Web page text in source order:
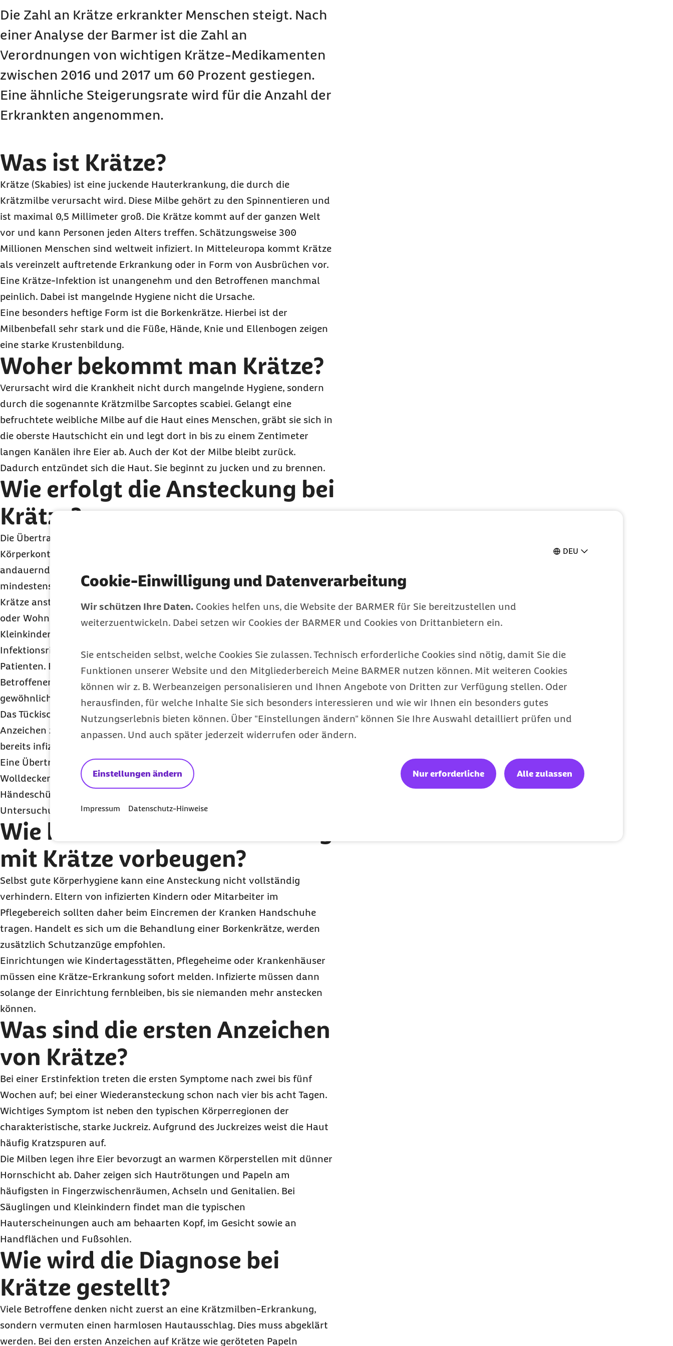
DEU
Cookie-Einwilligung und Datenverarbeitung
Wir schützen Ihre Daten. Cookies helfen uns, die Website der BARMER für Sie bereitzustellen und
weiterzuentwickeln. Dabei setzen wir Cookies der BARMER und Cookies von Drittanbietern ein.
Sie entscheiden selbst, welche Cookies Sie zulassen. Technisch erforderliche Cookies sind nötig, damit Sie die
Funktionen unserer Website und den Mitgliederbereich Meine BARMER nutzen können. Mit weiteren Cookies
können wir z. B. Werbeanzeigen personalisieren und Ihnen Angebote von Dritten zur Verfügung stellen. Oder
herausfinden, für welche Inhalte Sie sich besonders interessieren und wie wir Ihnen ein besonders gutes
Nutzungserlebnis bieten können. Über "Einstellungen ändern" können Sie Ihre Auswahl detailliert prüfen und
anpassen. Und auch später jederzeit widerrufen oder ändern.
Einstellungen ändern Nur erforderliche Alle zulassen
Impressum Datenschutz-Hinweise
Wie kann man der Ansteckung mit Krätze vorbeugen?
Was sind die ersten Anzeichen von Krätze?
Wie wird die Diagnose bei Krätze gestellt?
Welche Behandlungsmöglichkeiten gibt es bei Krätze?
Welche zusätzlichen Handlungsempfehlungen gibt es bei Krätze?
Welche Folgeerkrankungen können bei Krätze auftreten?
Wie lange dauert es, bis die Krätze weg ist?
Die Zahl an Krätze erkrankter Menschen steigt. Nach
einer Analyse der Barmer ist die Zahl an
Verordnungen von wichtigen Krätze-Medikamenten
zwischen 2016 und 2017 um 60 Prozent gestiegen.
Eine ähnliche Steigerungsrate wird für die Anzahl der
Erkrankten angenommen.
Was ist Krätze?
Krätze (Skabies) ist eine juckende Hauterkrankung, die durch die
Krätzmilbe verursacht wird. Diese Milbe gehört zu den Spinnentieren und
ist maximal 0,5 Millimeter groß. Die Krätze kommt auf der ganzen Welt
vor und kann Personen jeden Alters treffen. Schätzungsweise 300
Millionen Menschen sind weltweit infiziert. In Mitteleuropa kommt Krätze
als vereinzelt auftretende Erkrankung oder in Form von Ausbrüchen vor.
Eine Krätze-Infektion ist unangenehm und den Betroffenen manchmal
peinlich. Dabei ist mangelnde Hygiene nicht die Ursache.
Eine besonders heftige Form ist die Borkenkrätze. Hierbei ist der
Milbenbefall sehr stark und die Füße, Hände, Knie und Ellenbogen zeigen
eine starke Krustenbildung.
Woher bekommt man Krätze?
Verursacht wird die Krankheit nicht durch mangelnde Hygiene, sondern
durch die sogenannte Krätzmilbe Sarcoptes scabiei. Gelangt eine
befruchtete weibliche Milbe auf die Haut eines Menschen, gräbt sie sich in
die oberste Hautschicht ein und legt dort in bis zu einem Zentimeter
langen Kanälen ihre Eier ab. Auch der Kot der Milbe bleibt zurück.
Dadurch entzündet sich die Haut. Sie beginnt zu jucken und zu brennen.
Wie erfolgt die Ansteckung bei
Krätze?
Die Übertragung erfolgt direkt von Mensch zu Mensch durch engen
Körperkontakt. Die Übertragung von Krätzmilben ist nur bei länger
andauerndem Haut-zu-Haut-Kontakt über einen Zeitraum von
mindestens 5 bis 10 Minuten möglich. Kontaktpersonen, die sich mit
Krätze anstecken können, sind daher im Regelfall Mitglieder einer Familie
oder Wohngemeinschaft, zum Beispiel Paare, Geschwister, Eltern mit
Kleinkindern oder pflegebedürftige Personen und deren Betreuer. Das
Infektionsrisiko steigt mit der Anzahl der Milben auf der Hautfläche des
Patienten. Bei der Borkenkrätze ist die Anzahl an Milben auf der Haut der
Betroffenen besonders hoch. Deshalb ist diese Form im Gegensatz zu einer
gewöhnlichen Krätze hochansteckend.
Das Tückische ist, dass es zwei bis fünf Wochen dauern kann, bis sich erste
Anzeichen zeigen. Man kann also symptomfrei sein und sich trotzdem
bereits infiziert haben und seine engsten Mitmenschen anstecken.
Eine Übertragung von Krätzmilben über Textilien wie Bettwäsche,
Wolldecken, Unterwäsche oder Verbandsstoffe ist möglich aber selten.
Händeschütteln, Begrüßungsküsse, Umarmungen oder eine medizinische
Untersuchung der Haut dauern in der Regel zu kurz für eine Ansteckung.
Wie kann man der Ansteckung
mit Krätze vorbeugen?
Selbst gute Körperhygiene kann eine Ansteckung nicht vollständig
verhindern. Eltern von infizierten Kindern oder Mitarbeiter im
Pflegebereich sollten daher beim Eincremen der Kranken Handschuhe
tragen. Handelt es sich um die Behandlung einer Borkenkrätze, werden
zusätzlich Schutzanzüge empfohlen.
Einrichtungen wie Kindertagesstätten, Pflegeheime oder Krankenhäuser
müssen eine Krätze-Erkrankung sofort melden. Infizierte müssen dann
solange der Einrichtung fernbleiben, bis sie niemanden mehr anstecken
können.
Was sind die ersten Anzeichen
von Krätze?
Bei einer Erstinfektion treten die ersten Symptome nach zwei bis fünf
Wochen auf; bei einer Wiederansteckung schon nach vier bis acht Tagen.
Wichtiges Symptom ist neben den typischen Körperregionen der
charakteristische, starke Juckreiz. Aufgrund des Juckreizes weist die Haut
häufig Kratzspuren auf.
Die Milben legen ihre Eier bevorzugt an warmen Körperstellen mit dünner
Hornschicht ab. Daher zeigen sich Hautrötungen und Papeln am
häufigsten in Fingerzwischenräumen, Achseln und Genitalien. Bei
Säuglingen und Kleinkindern findet man die typischen
Hauterscheinungen auch am behaarten Kopf, im Gesicht sowie an
Handflächen und Fußsohlen.
Wie wird die Diagnose bei
Krätze gestellt?
Viele Betroffene denken nicht zuerst an eine Krätzmilben-Erkrankung,
sondern vermuten einen harmlosen Hautausschlag. Dies muss abgeklärt
werden. Bei den ersten Anzeichen auf Krätze wie geröteten Papeln